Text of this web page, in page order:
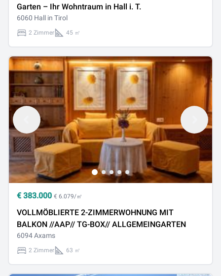
Garten – Ihr Wohntraum in Hall i. T.
6060 Hall in Tirol
2 Zimmer 45 ㎡
€ 383.000 € 6.079/㎡
VOLLMÖBLIERTE 2-ZIMMERWOHNUNG MIT
BALKON //AAP// TG-BOX// ALLGEMEINGARTEN
6094 Axams
2 Zimmer 63 ㎡